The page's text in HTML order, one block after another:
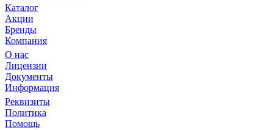
Каталог
Акции
Бренды
Компания
О нас
Лицензии
Документы
Информация
Реквизиты
Политика
Помощь